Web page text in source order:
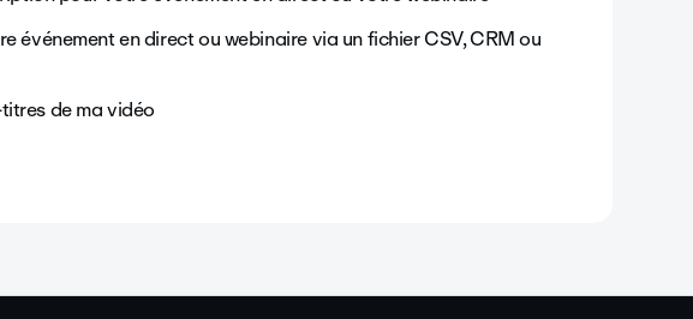
événement en direct ou webinaire via un fichier CSV, CRM ou
de ma vidéo